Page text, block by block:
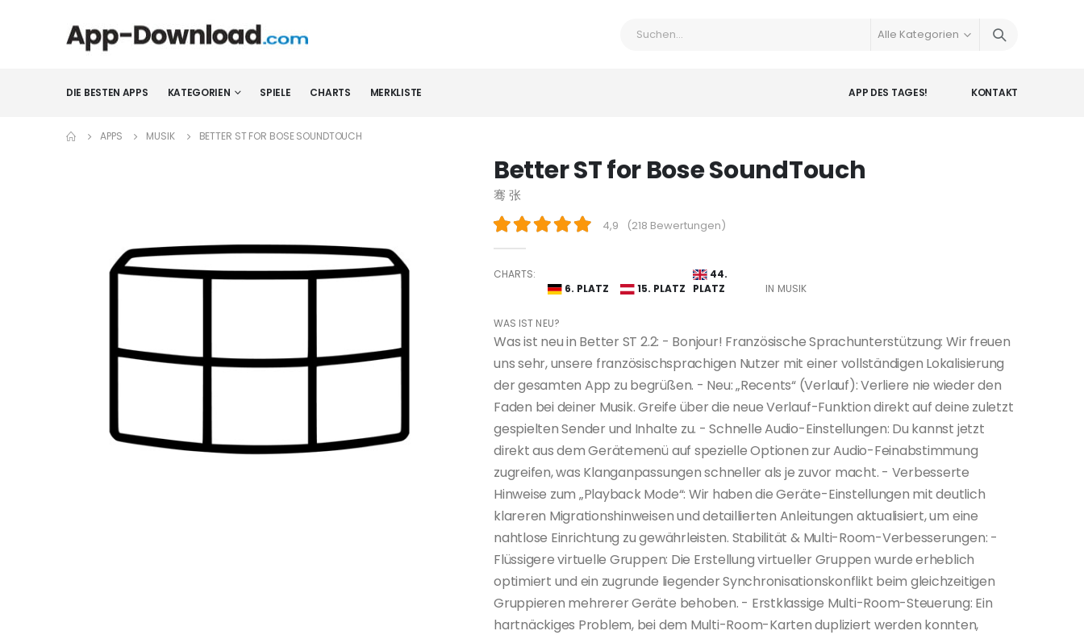
DIE BESTEN APPS KATEGORIEN SPIELE CHARTS MERKLISTE KONTAKT
APP DES TAGES!
APPS MUSIK BETTER ST FOR BOSE SOUNDTOUCH
Better ST for Bose SoundTouch
骞 张
4,9 (218 Bewertungen)
CHARTS:
6. PLATZ
15. PLATZ
44.
PLATZ
IN MUSIK
WAS IST NEU?
Was ist neu in Better ST 2.2: - Bonjour! Französische Sprachunterstützung: Wir freuen
uns sehr, unsere französischsprachigen Nutzer mit einer vollständigen Lokalisierung
der gesamten App zu begrüßen. - Neu: „Recents“ (Verlauf): Verliere nie wieder den
Faden bei deiner Musik. Greife über die neue Verlauf-Funktion direkt auf deine zuletzt
gespielten Sender und Inhalte zu. - Schnelle Audio-Einstellungen: Du kannst jetzt
direkt aus dem Gerätemenü auf spezielle Optionen zur Audio-Feinabstimmung
zugreifen, was Klanganpassungen schneller als je zuvor macht. - Verbesserte
Hinweise zum „Playback Mode“: Wir haben die Geräte-Einstellungen mit deutlich
klareren Migrationshinweisen und detaillierten Anleitungen aktualisiert, um eine
nahtlose Einrichtung zu gewährleisten. Stabilität & Multi-Room-Verbesserungen: -
Flüssigere virtuelle Gruppen: Die Erstellung virtueller Gruppen wurde erheblich
optimiert und ein zugrunde liegender Synchronisationskonflikt beim gleichzeitigen
Gruppieren mehrerer Geräte behoben. - Erstklassige Multi-Room-Steuerung: Ein
hartnäckiges Problem, bei dem Multi-Room-Karten dupliziert werden konnten,